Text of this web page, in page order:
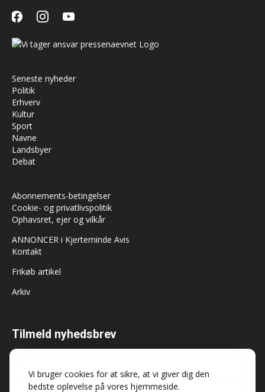
Vi bruger cookies for at sikre, at vi giver dig den
bedste oplevelse på vores hjemmeside.
facebookinstagramyoutube
Seneste nyheder
Politik
Erhverv
Kultur
Sport
Navne
Landsbyer
Debat
Abonnements-betingelser
Cookie- og privatlivspolitik
Ophavsret, ejer og vilkår
ANNONCER i Kjerteminde Avis
Kontakt
Frikøb artikel
Arkiv
Tilmeld nyhedsbrev